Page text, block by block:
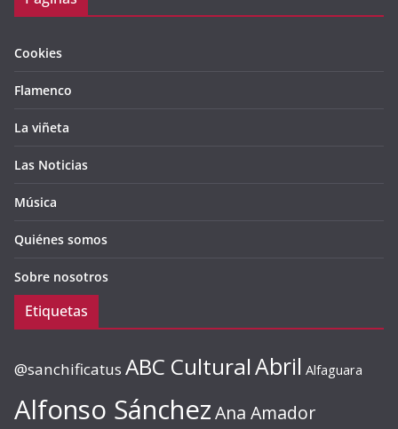
Cookies
Flamenco
La viñeta
Las Noticias
Música
Quiénes somos
Sobre nosotros
Etiquetas
@sanchificatus ABC CulturalAbril Alfaguara
Alfonso SánchezAna Amador